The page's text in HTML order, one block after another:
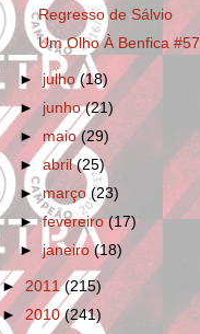
Regresso de Sálvio
Um Olho À Benfica #57
► julho(18)
►junho(21)
► maio(29)
►abril(25)
►março(23)
►fevereiro(17)
►janeiro(18)
►2011(215)
►2010(241)